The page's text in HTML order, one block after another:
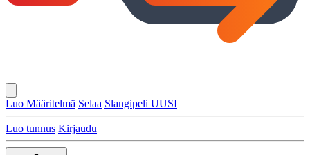
Luo Määritelmä Selaa Slangipeli UUSI
Luo tunnus Kirjaudu